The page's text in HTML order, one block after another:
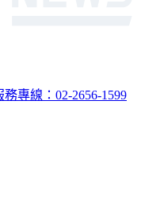
務專線：02-2656-1599